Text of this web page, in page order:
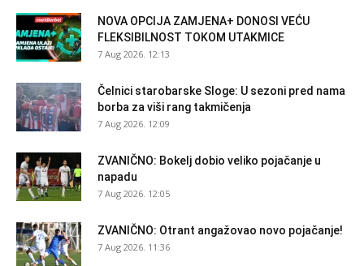
NOVA OPCIJA ZAMJENA+ DONOSI VEĆU
FLEKSIBILNOST TOKOM UTAKMICE
7 Aug 2026. 12:13
Čelnici starobarske Sloge: U sezoni pred nama
borba za viši rang takmičenja
7 Aug 2026. 12:09
ZVANIČNO: Bokelj dobio veliko pojačanje u
napadu
7 Aug 2026. 12:05
ZVANIČNO: Otrant angažovao novo pojačanje!
7 Aug 2026. 11:36